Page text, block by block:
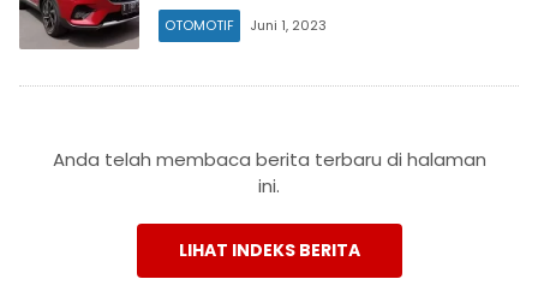
OTOMOTIF Juni 1, 2023
Anda telah membaca berita terbaru di halaman
ini.
LIHAT INDEKS BERITA